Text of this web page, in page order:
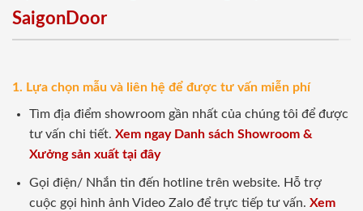
SaigonDoor
1. Lựa chọn mẫu và liên hệ để được tư vấn miễn phí
Tìm địa điểm showroom gần nhất của chúng tôi để được
tư vấn chi tiết. Xem ngay Danh sách Showroom &
Xưởng sản xuất tại đây
Gọi điện/ Nhắn tin đến hotline trên website. Hỗ trợ
cuộc gọi hình ảnh Video Zalo để trực tiếp tư vấn. Xem